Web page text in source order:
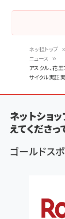
く
ず
ネッ担トップ
ニュース
アスクル、花
サイクル実証
ネットショ
えてくださ
ゴールドス